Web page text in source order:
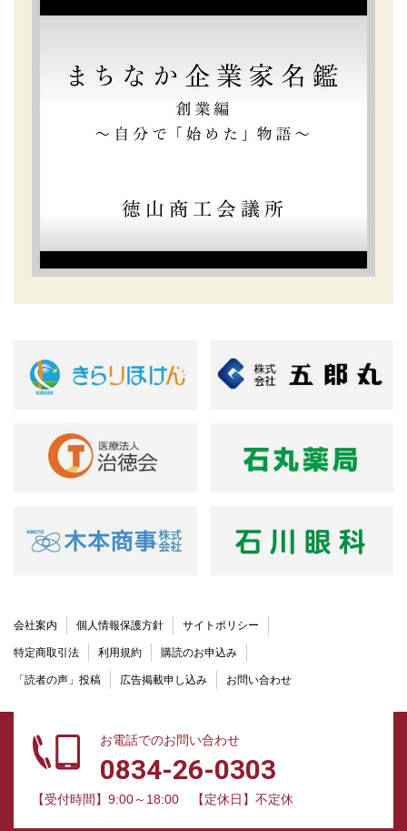
会社案内 個人情報保護方針 サイトポリシー
特定商取引法 利用規約 購読のお申込み
「読者の声」投稿 広告掲載申し込み お問い合わせ
お電話でのお問い合わせ
0834-26-0303
【受付時間】9:00～18:00 【定休日】不定休